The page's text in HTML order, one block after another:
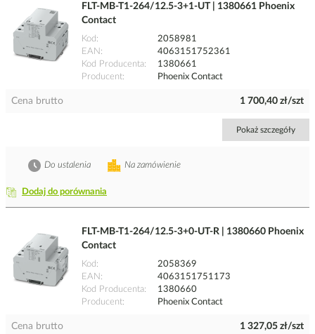
FLT-MB-T1-264/12.5-3+1-UT | 1380661 Phoenix
Contact
Kod
2058981
EAN
4063151752361
Kod Producenta
1380661
Producent
Phoenix Contact
Cena brutto 1 700,40 zł/szt
Pokaż szczegóły
Dodaj do porównania
Na zamówienie
Do ustalenia
FLT-MB-T1-264/12.5-3+0-UT-R | 1380660 Phoenix
Contact
Kod
2058369
EAN
4063151751173
Kod Producenta
1380660
Producent
Phoenix Contact
Cena brutto 1 327,05 zł/szt